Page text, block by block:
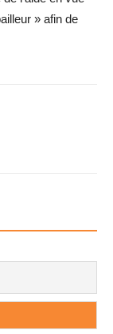
» afin de